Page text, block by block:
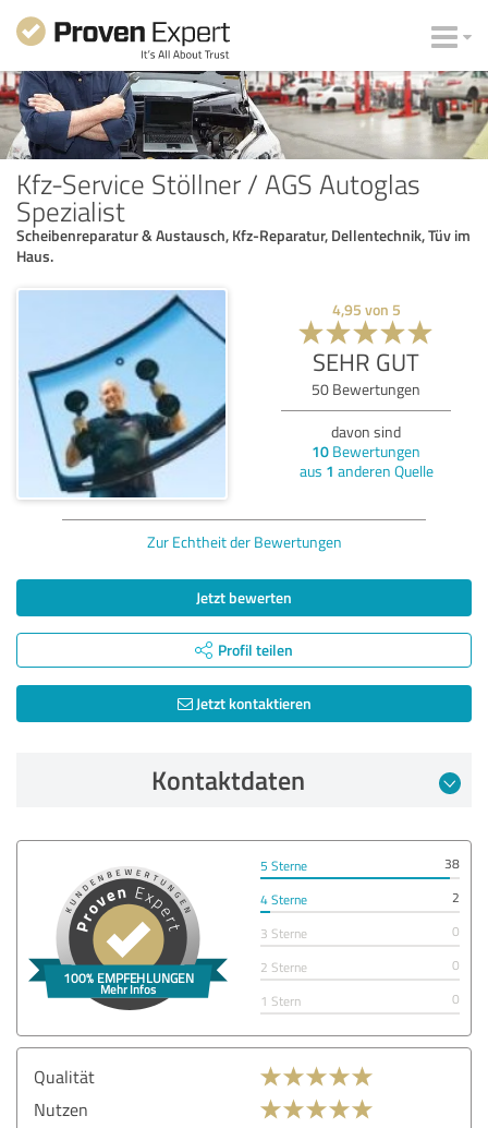
Kfz-Service Stöllner / AGS Autoglas
Spezialist
Scheibenreparatur & Austausch, Kfz-Reparatur, Dellentechnik, Tüv im
Haus.
4,95 von 5
SEHR GUT
50 Bewertungen
davon sind
10 Bewertungen
aus 1 anderen Quelle
Zur Echtheit der Bewertungen
Jetzt bewerten
Profil teilen
Jetzt kontaktieren
Kontaktdaten
5 Sterne
38
4 Sterne
2
3 Sterne
0
2 Sterne
0
1 Stern
0
Qualität
Nutzen